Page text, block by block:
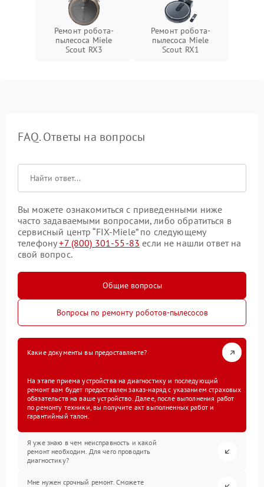
Ремонт робота-
пылесоса Miele
Scout RX3
Ремонт робота-
пылесоса Miele
Scout RX1
FAQ. Ответы на вопросы
Вы можете ознакомиться с приведенными ниже
часто задаваемыми вопросами, либо обратиться в
сервисный центр “FIX-Miele” по следующему
телефону+7 (800) 301-55-83 если не нашли ответ на
свой вопрос.
Общие вопросы
Вопросы по ремонту роботов-пылесосов
Какие документы вы предоставляете?
На этапе приема устройства на диагностику и последующий
ремонт вам будет предоставлен заказ-наряд с указанием страховых
обязательств на ваше устройство. Далее, после выполнения работ
по ремонту техники, вы получите акт выполненных работ и
гарантийный талон.
Я уже знаю в чем неисправность и какой
ремонт необходим. Для чего проводить
диагностику?
Мне нужен срочный ремонт. Сможете